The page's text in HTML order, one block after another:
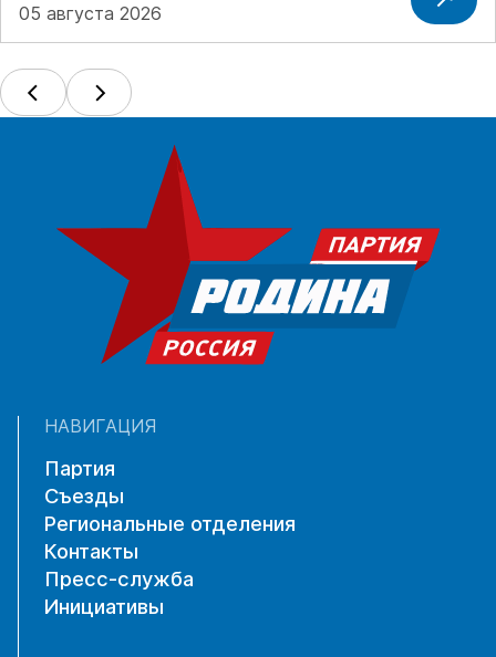
05 августа 2026
НАВИГАЦИЯ
Партия
Съезды
Региональные отделения
Контакты
Пресс-служба
Инициативы